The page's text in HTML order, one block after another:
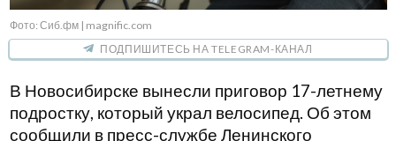
Фото: Сиб.фм | magnific.com
ПОДПИШИТЕСЬ НА TELEGRAM-КАНАЛ
В Новосибирске вынесли приговор 17-летнему
подростку, который украл велосипед. Об этом
сообщили в пресс-службе Ленинского